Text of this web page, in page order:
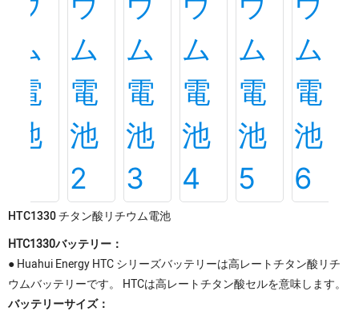
HTC1330 チタン酸リチウム電池
HTC1330バッテリー：
● Huahui Energy HTC シリーズバッテリーは高レートチタン酸リチ
ウムバッテリーです。 HTCは高レートチタン酸セルを意味します。
バッテリーサイズ：